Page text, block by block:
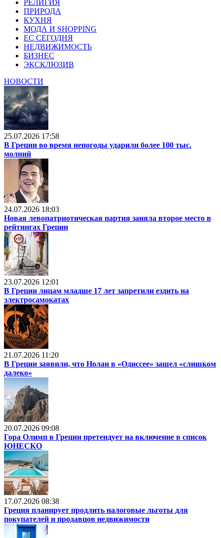
РЕЛИГИЯ
ПРИРОДА
КУХНЯ
МОДА И SHOPPING
ЕС СЕГОДНЯ
НЕДВИЖИМОСТЬ
БИЗНЕС
ЭКСКЛЮЗИВ
НОВОСТИ
25.07.2026 17:58
В Греции во время непогоды ударили более 100 тыс.
молний
24.07.2026 18:03
Новая левопатриотическая партия заняла второе место в
рейтингах Греции
23.07.2026 12:01
В Греции лицам младше 17 лет запретили ездить на
электросамокатах
21.07.2026 11:20
В Греции заявили, что Нолан в «Одиссее» зашел «слишком
далеко»
20.07.2026 09:08
Гора Олимп в Греции претендует на включение в список
ЮНЕСКО
17.07.2026 08:38
Греция планирует продлить налоговые льготы для
покупателей и продавцов недвижимости